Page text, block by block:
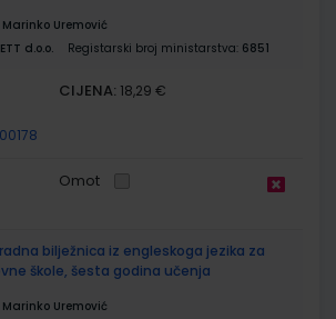
Uremović
d.o.o. Registarski broj ministarstva: 6851
CIJENA: 18,29 €
Omot
radna bilježnica iz engleskoga jezika za
škole, šesta godina učenja
Uremović